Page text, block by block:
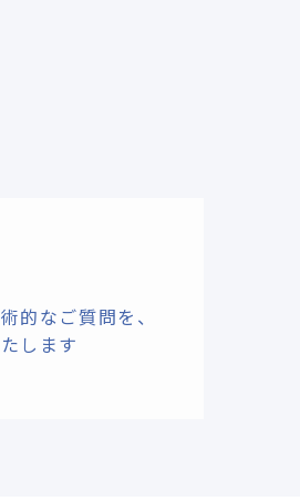
的なご質問を、
します